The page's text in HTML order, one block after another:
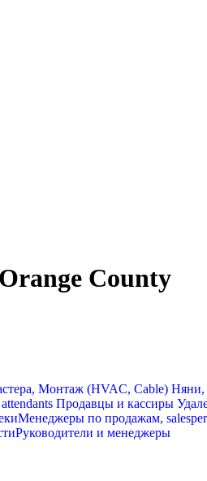
Orange County
Монтаж (HVAC, Cable) Няни,
Продавцы и кассиры
Менеджеры по продажам,
Руководители и менеджеры